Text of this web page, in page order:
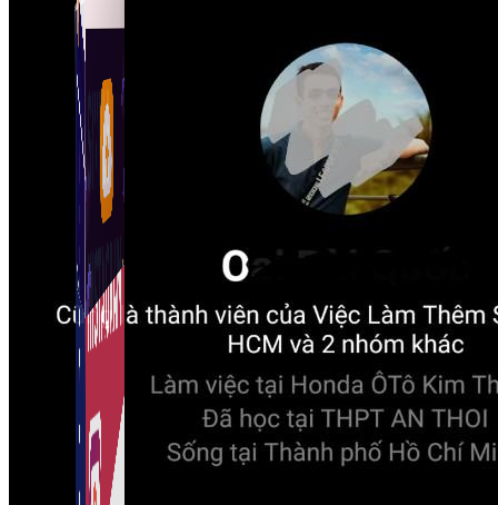
Auto Viral Content
Công cụ đặt lịch, đăng bài tự động cho hàng loạt
Fanpage.